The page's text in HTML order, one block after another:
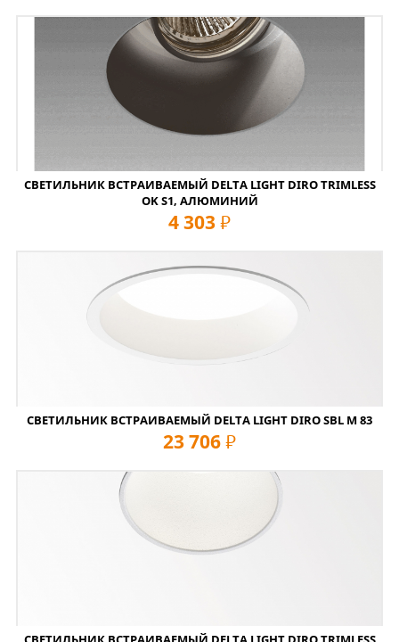
СВЕТИЛЬНИК ВСТРАИВАЕМЫЙ DELTA LIGHT DIRO TRIMLESS
OK S1, АЛЮМИНИЙ
4 303 руб
СВЕТИЛЬНИК ВСТРАИВАЕМЫЙ DELTA LIGHT DIRO SBL M 83
23 706 руб